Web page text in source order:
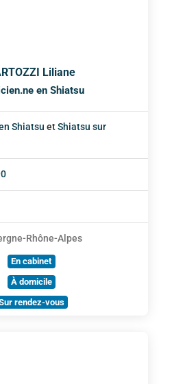
Liliane
en Shiatsu
Shiatsu etShiatsu sur
Rhône-Alpes
En cabinet
À domicile
rendez-vous